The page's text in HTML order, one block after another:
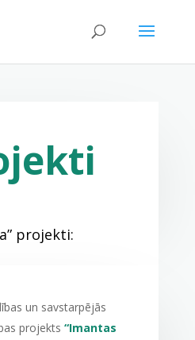
projekti:
un savstarpējās
projekts “Imantas